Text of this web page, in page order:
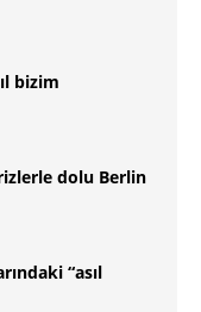
bizim
dolu Berlin
“asıl